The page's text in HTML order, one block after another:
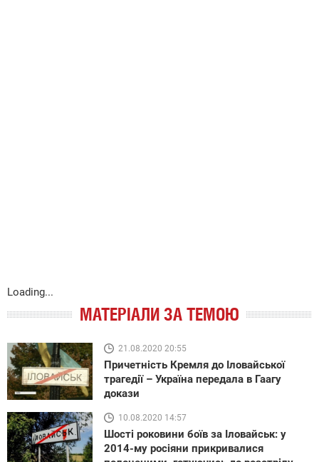
Loading...
МАТЕРІАЛИ ЗА ТЕМОЮ
21.08.2020 20:55
Причетність Кремля до Іловайської
трагедії – Україна передала в Гаагу
докази
10.08.2020 14:57
Шості роковини боїв за Іловайськ: у
2014-му росіяни прикривалися